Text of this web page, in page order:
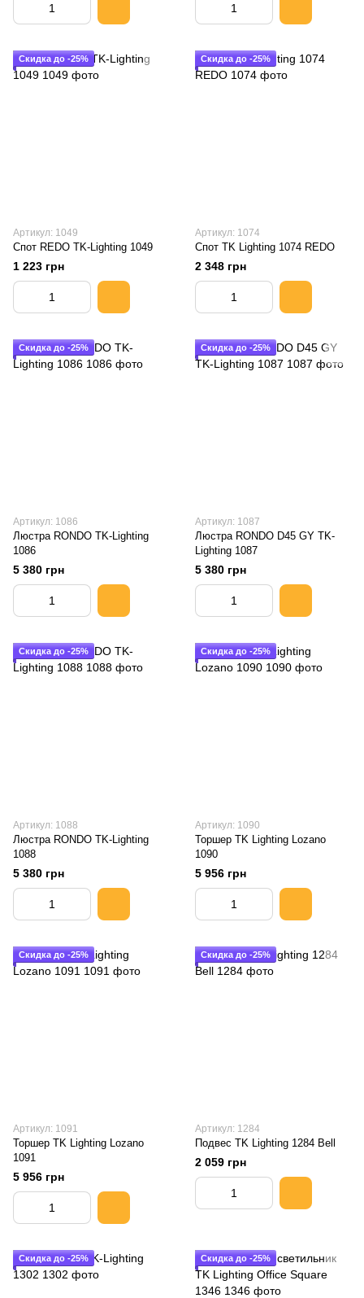
Скидка до -25%
Артикул: 1049
Спот REDO TK-Lighting 1049
1 223 грн
Скидка до -25%
Артикул: 1074
Спот TK Lighting 1074 REDO
2 348 грн
Скидка до -25%
Артикул: 1086
Люстра RONDO TK-Lighting
1086
5 380 грн
Скидка до -25%
Артикул: 1087
Люстра RONDO D45 GY TK-
Lighting 1087
5 380 грн
Скидка до -25%
Артикул: 1088
Люстра RONDO TK-Lighting
1088
5 380 грн
Скидка до -25%
Артикул: 1090
Торшер TK Lighting Lozano
1090
5 956 грн
Скидка до -25%
Артикул: 1091
Торшер TK Lighting Lozano
1091
5 956 грн
Скидка до -25%
Артикул: 1284
Подвес TK Lighting 1284 Bell
2 059 грн
Скидка до -25% Скидка до -25%